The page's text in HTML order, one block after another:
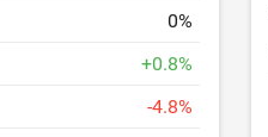
0%
+0.8%
-4.8%